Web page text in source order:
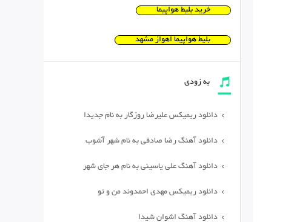
خرید بلیط هواپیما
بلیط هواپیما اهواز مشهد
به زودی
دانلود ریمیکس علیرضا روزگار به نام جدیدا
دانلود آهنگ رضا صادقی به نام شهر آشوب
دانلود آهنگ علی یاسینی به نام هر جای شهر
دانلود ریمیکس مهدی احمدوند من و تو
دانلود آهنگ اشوان شیدا